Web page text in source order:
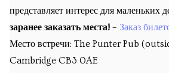
представляет интерес для маленьких
заранее заказать места! – Заказ
Место встречи: The Punter Pub
Cambridge CB3 0AE